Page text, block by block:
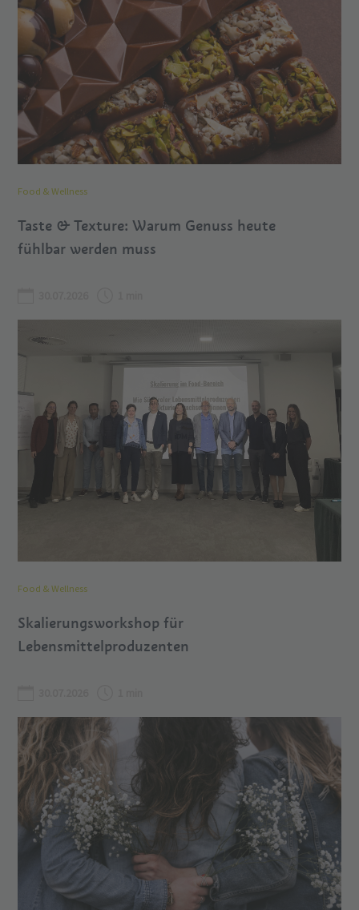
Food & Wellness
Taste & Texture: Warum Genuss heute
fühlbar werden muss
Food & Wellness
Skalierungsworkshop für
Lebensmittelproduzenten